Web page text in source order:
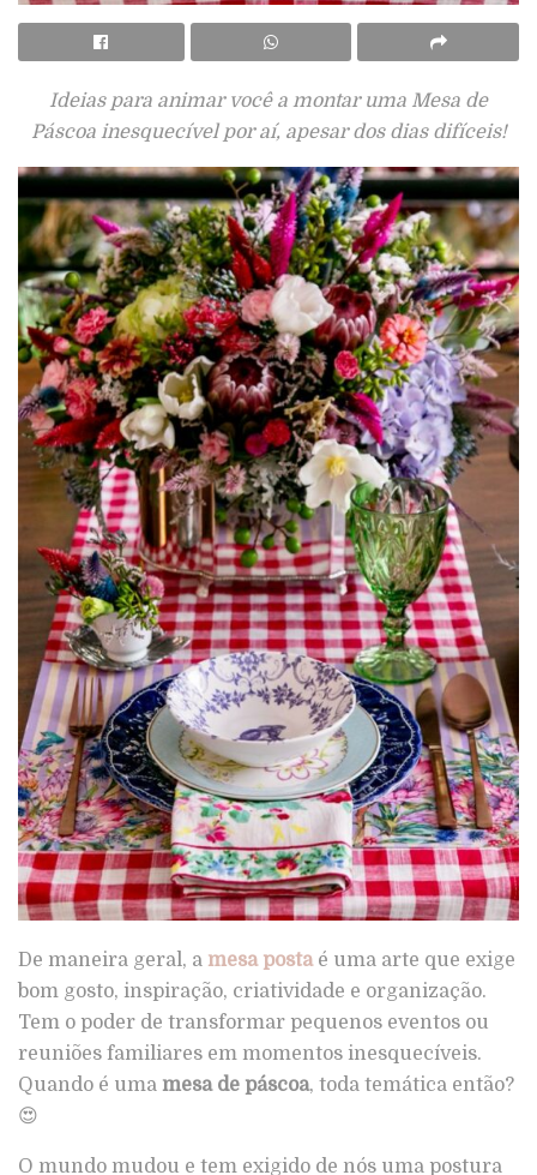
Ideias para animar você a montar uma Mesa de
Páscoa inesquecível por aí, apesar dos dias difíceis!
De maneira geral, a mesa postaé uma arte que exige
bom gosto, inspiração, criatividade e organização.
Tem o poder de transformar pequenos eventos ou
reuniões familiares em momentos inesquecíveis.
Quando é uma mesa de páscoa, toda temática então?
😍
O mundo mudou e tem exigido de nós uma postura